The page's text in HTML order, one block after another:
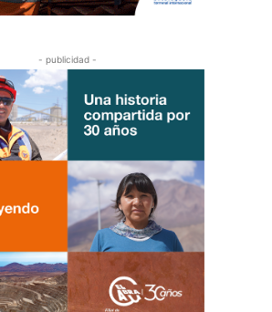
- publicidad -